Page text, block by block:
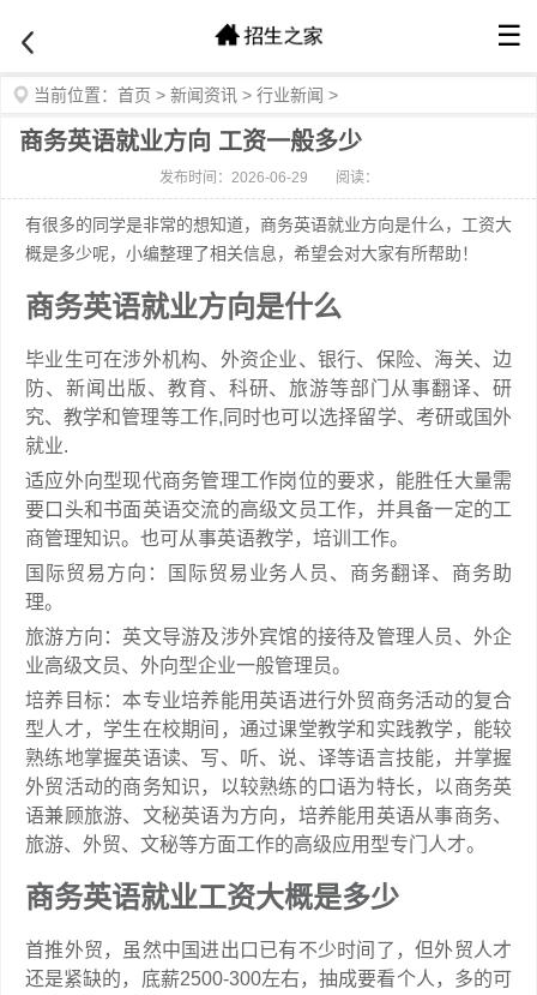
☰
当前位置： 首页 > 新闻资讯 > 行业新闻 >
商务英语就业方向 工资一般多少
发布时间：2026-06-29 阅读：
有很多的同学是非常的想知道，商务英语就业方向是什么，工资大
概是多少呢，小编整理了相关信息，希望会对大家有所帮助！
商务英语就业方向是什么
毕业生可在涉外机构、外资企业、银行、保险、海关、边
防、新闻出版、教育、科研、旅游等部门从事翻译、研
究、教学和管理等工作,同时也可以选择留学、考研或国外
就业.
适应外向型现代商务管理工作岗位的要求，能胜任大量需
要口头和书面英语交流的高级文员工作，并具备一定的工
商管理知识。也可从事英语教学，培训工作。
国际贸易方向：国际贸易业务人员、商务翻译、商务助
理。
旅游方向：英文导游及涉外宾馆的接待及管理人员、外企
业高级文员、外向型企业一般管理员。
培养目标：本专业培养能用英语进行外贸商务活动的复合
型人才，学生在校期间，通过课堂教学和实践教学，能较
熟练地掌握英语读、写、听、说、译等语言技能，并掌握
外贸活动的商务知识，以较熟练的口语为特长，以商务英
语兼顾旅游、文秘英语为方向，培养能用英语从事商务、
旅游、外贸、文秘等方面工作的高级应用型专门人才。
商务英语就业工资大概是多少
首推外贸，虽然中国进出口已有不少时间了，但外贸人才
还是紧缺的，底薪2500-300左右，抽成要看个人，多的可